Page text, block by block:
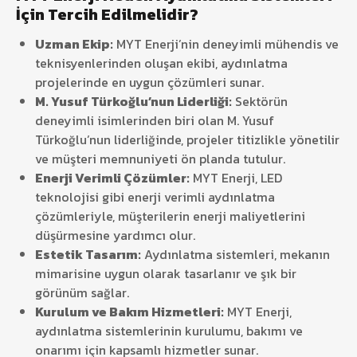
İçin Tercih Edilmelidir?
Uzman Ekip: MYT Enerji’nin deneyimli mühendis ve
teknisyenlerinden oluşan ekibi, aydınlatma
projelerinde en uygun çözümleri sunar.
M. Yusuf Türkoğlu’nun Liderliği: Sektörün
deneyimli isimlerinden biri olan M. Yusuf
Türkoğlu’nun liderliğinde, projeler titizlikle yönetilir
ve müşteri memnuniyeti ön planda tutulur.
Enerji Verimli Çözümler: MYT Enerji, LED
teknolojisi gibi enerji verimli aydınlatma
çözümleriyle, müşterilerin enerji maliyetlerini
düşürmesine yardımcı olur.
Estetik Tasarım: Aydınlatma sistemleri, mekanın
mimarisine uygun olarak tasarlanır ve şık bir
görünüm sağlar.
Kurulum ve Bakım Hizmetleri: MYT Enerji,
aydınlatma sistemlerinin kurulumu, bakımı ve
onarımı için kapsamlı hizmetler sunar.